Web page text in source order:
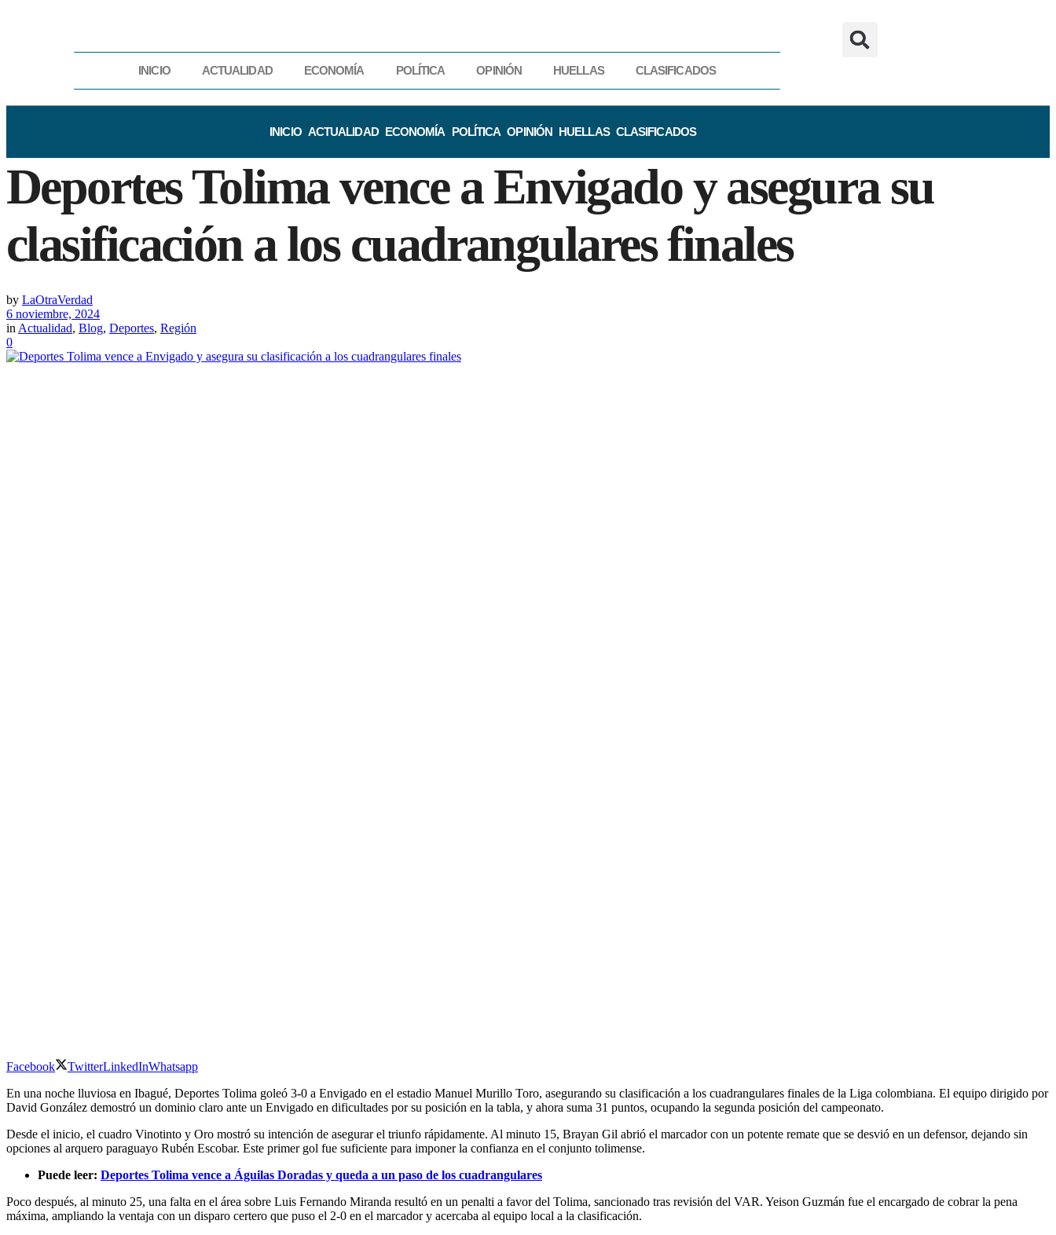
INICIO ACTUALIDAD ECONOMÍA POLÍTICA OPINIÓN HUELLAS CLASIFICADOS
INICIO ACTUALIDAD ECONOMÍA POLÍTICA OPINIÓN HUELLAS CLASIFICADOS
Deportes Tolima vence a Envigado y asegura su
clasificación a los cuadrangulares finales
by LaOtraVerdad
6 noviembre, 2024
in Actualidad, Blog, Deportes, Región
0
Facebook TwitterLinkedInWhatsapp
En una noche lluviosa en Ibagué, Deportes Tolima goleó 3-0 a Envigado en el estadio Manuel Murillo Toro, asegurando su clasificación a los cuadrangulares finales de la Liga colombiana. El equipo dirigido por
David González demostró un dominio claro ante un Envigado en dificultades por su posición en la tabla, y ahora suma 31 puntos, ocupando la segunda posición del campeonato.
Desde el inicio, el cuadro Vinotinto y Oro mostró su intención de asegurar el triunfo rápidamente. Al minuto 15, Brayan Gil abrió el marcador con un potente remate que se desvió en un defensor, dejando sin
opciones al arquero paraguayo Rubén Escobar. Este primer gol fue suficiente para imponer la confianza en el conjunto tolimense.
Puede leer: Deportes Tolima vence a Águilas Doradas y queda a un paso de los cuadrangulares
Poco después, al minuto 25, una falta en el área sobre Luis Fernando Miranda resultó en un penalti a favor del Tolima, sancionado tras revisión del VAR. Yeison Guzmán fue el encargado de cobrar la pena
máxima, ampliando la ventaja con un disparo certero que puso el 2-0 en el marcador y acercaba al equipo local a la clasificación.